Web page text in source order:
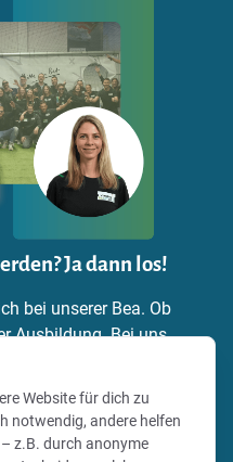
Ja dann los!
bei unserer Bea. Ob
Ausbildung. Bei uns
echte Praxiserfahrung
deine
uns, warum du zu uns
Website für dich zu
notwendig, andere helfen
z.B. durch anonyme